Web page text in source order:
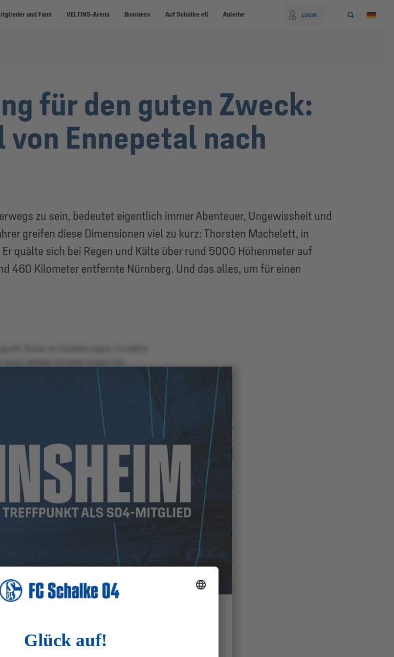
und Fans VELTINS-Arena Business Auf Schalke eG Anleihe LOGIN
für den guten Zweck:
von Ennepetal nach
zu sein, bedeutet eigentlich immer Abenteuer, Ungewissheit und
greifen diese Dimensionen viel zu kurz: Thorsten Machelett, in
quälte sich bei Regen und Kälte über rund 5000 Höhenmeter auf
460 Kilometer entfernte Nürnberg. Und das alles, um für einen
sollicitudin. Nunc imperdiet nec nibh sit
vitae, rutrum vitae nisi. Ut cursus
nisl, at sodales purus commodo eu.
turpis accumsan mauris, at egestas
Duis et urna nisl. Aliquam erat
tincidunt, risus risus volutpat ligula, nec
mi pretium rhoncus. Nullam iaculis nisl
id metus pellentesque, laoreet libero
rutrum. Mauris viverra viverra risus, non
tempor elit, a blandit sapien. Nam a dui
ex eget vestibulum aliquet.
feugiat augue. Nullam eget enim
mattis ultricies. Phasellus facilisis,
odio, vitae rhoncus magna massa in
Berichte und Reportagen vom Schalker Kreisel
(ausgenommen sind lizenzpflichtige Spielbilder)